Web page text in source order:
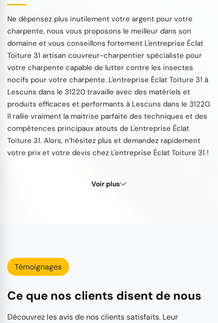
Ne dépensez plus inutilement votre argent pour votre
charpente, nous vous proposons le meilleur dans son
domaine et vous conseillons fortement L'entreprise Éclat
Toiture 31 artisan couvreur-charpentier spécialiste pour
votre charpente capable de lutter contre les insectes
nocifs pour votre charpente. L'entreprise Éclat Toiture 31 à
Lescuns dans le 31220 travaille avec des matériels et
produits efficaces et performants à Lescuns dans le 31220.
Il rallie vraiment la maitrise parfaite des techniques et des
compétences principaux atouts de L'entreprise Éclat
Toiture 31. Alors, n’hésitez plus et demandez rapidement
votre prix et votre devis chez L'entreprise Éclat Toiture 31 !
Voir plus
Témoignages
Ce que nos clients disent de nous
Découvrez les avis de nos clients satisfaits. Leur